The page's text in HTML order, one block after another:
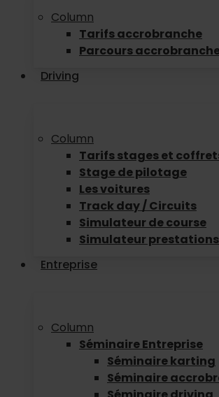
Column
Tarifs accrobranche
Parcours
Driving
Column
Tarifs stages et
Stage de pilotage
Les voitures
Track day / Circuits
Simulateur de course
Simulateur
Entreprise
Column
Séminaire Entreprise
Séminaire karting
Séminaire